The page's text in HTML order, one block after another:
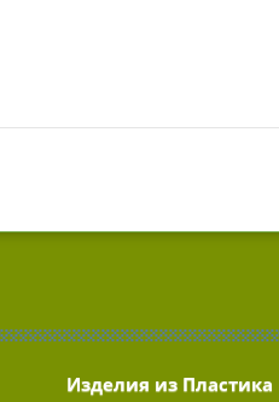
Изделия из Пластика